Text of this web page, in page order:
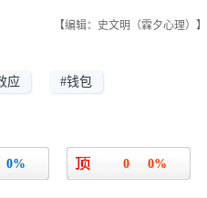
【编辑：史文明（霖夕心理）】
应 #钱包
0 0%
0%